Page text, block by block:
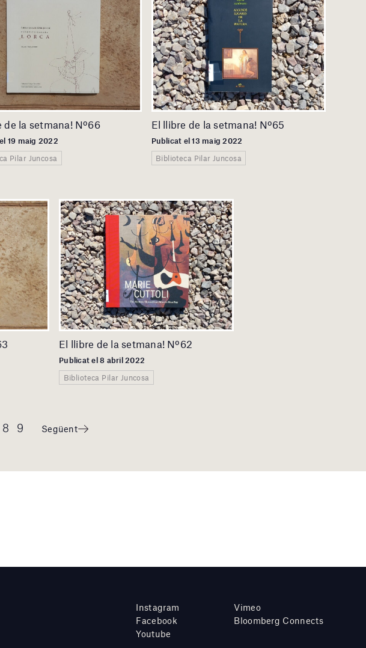
de la setmana! Nº66
19 maig 2022
Pilar Juncosa
El llibre de la setmana! Nº65
Publicat el 13 maig 2022
Biblioteca Pilar Juncosa
El llibre de la setmana! Nº62
Publicat el 8 abril 2022
Biblioteca Pilar Juncosa
8 9 Següent
Instagram
Facebook
Youtube
Vimeo
Bloomberg Connects